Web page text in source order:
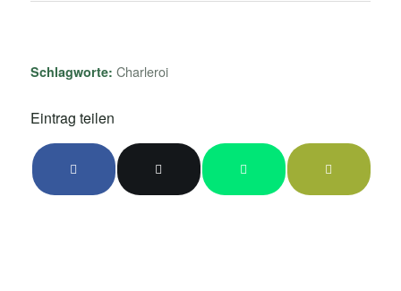
Schlagworte: Charleroi
Eintrag teilen